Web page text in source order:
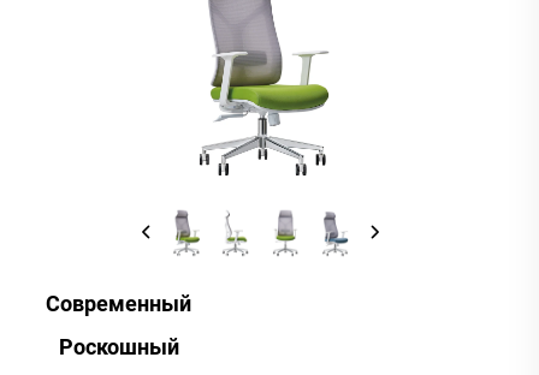
Современный
Роскошный